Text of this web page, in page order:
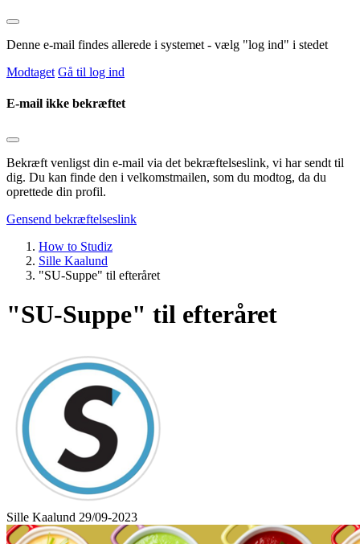
Denne e-mail findes allerede i systemet - vælg "log ind" i stedet
Modtaget Gå til log ind
E-mail ikke bekræftet
Bekræft venligst din e-mail via det bekræftelseslink, vi har sendt til
dig. Du kan finde den i velkomstmailen, som du modtog, da du
oprettede din profil.
Gensend bekræftelseslink
How to Studiz
Sille Kaalund
"SU-Suppe" til efteråret
"SU-Suppe" til efteråret
Sille Kaalund 29/09-2023